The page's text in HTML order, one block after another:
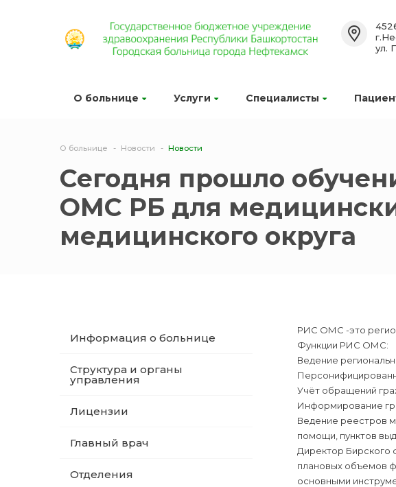
О больнице Услуги Специалисты
ул.
О больнице Новости Новости
Сегодня прошло
ОМС РБ для
медицинского округа
Информация о больнице
Структура и органы
управления
Лицензии
Главный врач
Отделения
РИС ОМС -это
Функции РИС ОМС:
Ведение
Учёт обращений
Информирование
Ведение реестров
помощи, пунктов
Директор
плановых объемов
основными